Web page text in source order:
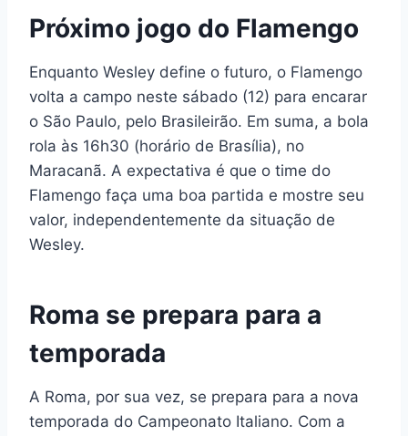
Próximo jogo do Flamengo
Enquanto Wesley define o futuro, o Flamengo
volta a campo neste sábado (12) para encarar
o São Paulo, pelo Brasileirão. Em suma, a bola
rola às 16h30 (horário de Brasília), no
Maracanã. A expectativa é que o time do
Flamengo faça uma boa partida e mostre seu
valor, independentemente da situação de
Wesley.
Roma se prepara para a
temporada
A Roma, por sua vez, se prepara para a nova
temporada do Campeonato Italiano. Com a